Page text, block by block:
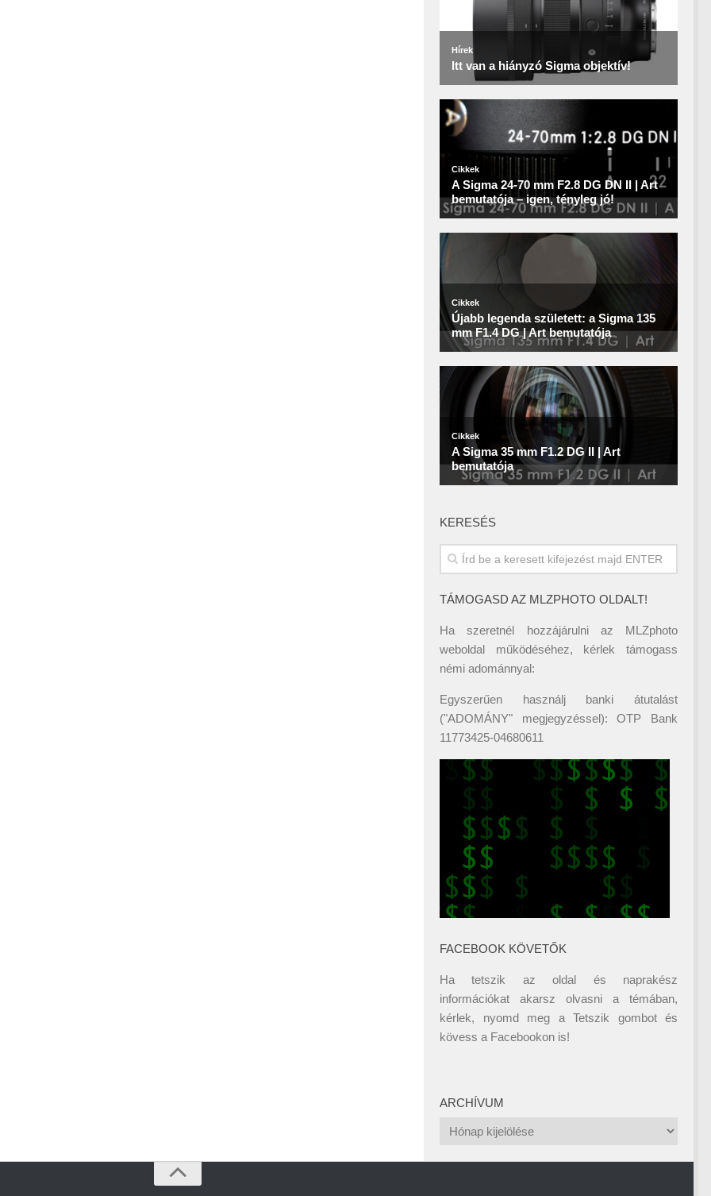
KERESÉS
TÁMOGASD AZ MLZPHOTO OLDALT!
Ha szeretnél hozzájárulni az MLZphoto
weboldal működéséhez, kérlek támogass
némi adománnyal:
Egyszerűen használj banki átutalást
("ADOMÁNY" megjegyzéssel): OTP Bank
11773425-04680611
FACEBOOK KÖVETŐK
Ha tetszik az oldal és naprakész
információkat akarsz olvasni a témában,
kérlek, nyomd meg a Tetszik gombot és
kövess a Facebookon is!
ARCHÍVUM
Archívum